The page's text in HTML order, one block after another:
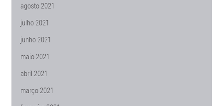
agosto 2021
julho 2021
junho 2021
maio 2021
abril 2021
março 2021